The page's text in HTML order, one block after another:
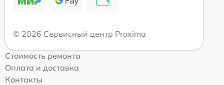
© 2026 Сервисный центр Proxima
Стоимость ремонта
Оплата и доставка
Контакты